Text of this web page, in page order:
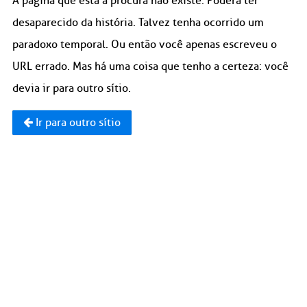
desaparecido da história. Talvez tenha ocorrido um
paradoxo temporal. Ou então você apenas escreveu o
URL errado. Mas há uma coisa que tenho a certeza: você
devia ir para outro sítio.
Ir para outro sítio